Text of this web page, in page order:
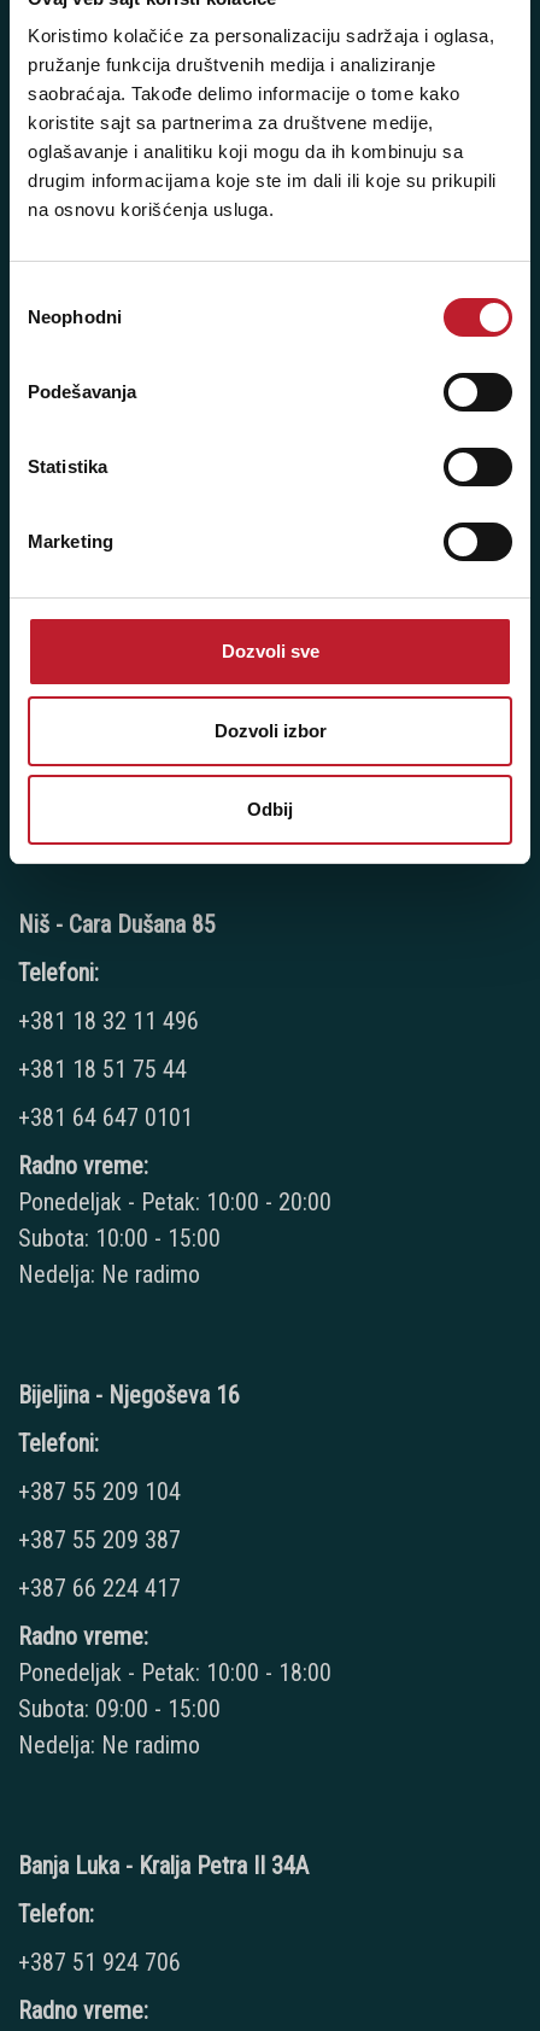
Koristimo kolačiće za personalizaciju sadržaja i oglasa,
pružanje funkcija društvenih medija i analiziranje
saobraćaja. Takođe delimo informacije o tome kako
koristite sajt sa partnerima za društvene medije,
oglašavanje i analitiku koji mogu da ih kombinuju sa
drugim informacijama koje ste im dali ili koje su prikupili
na osnovu korišćenja usluga.
сагласности
Neophodni
Podešavanja
Statistika
Marketing
Dozvoli sve
Dozvoli izbor
Odbij
Novi Beograd - Milutina Milankovića 120D
Telefoni:
+381 11 777 7776
+381 11 7777 270
+381 11 7777 060
Ponedeljak - Petak: 9:00 - 20:00
Nedelja: Ne radimo
Telefoni:
+381 21 3010 626
Radno vreme:
Ponedeljak - Petak: 09:00 - 20:00
Subota: 10:00 - 15:00
Niš - Cara Dušana 85
Telefoni:
+381 18 32 11 496
+381 18 51 75 44
+381 64 647 0101
Radno vreme:
Ponedeljak - Petak: 10:00 - 20:00
Subota: 10:00 - 15:00
Nedelja: Ne radimo
Bijeljina - Njegoševa 16
Telefoni:
+387 55 209 104
+387 55 209 387
+387 66 224 417
Radno vreme:
Ponedeljak - Petak: 10:00 - 18:00
Subota: 09:00 - 15:00
Nedelja: Ne radimo
Banja Luka - Kralja Petra II 34A
Telefon:
+387 51 924 706
Radno vreme: